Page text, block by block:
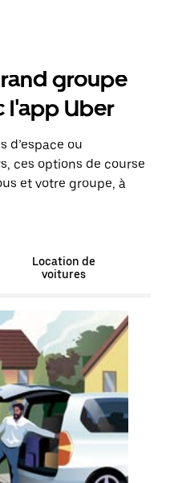
groupe
l'app Uber
d’espace ou
ces options de course
et votre groupe, à
Location de
voitures